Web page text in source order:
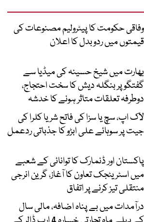
وفاقی حکومت کا پیٹرولیم مصنوعات کی
قیمتوں میں ردوبدل کا اعلان
بھارت میں شیخ حسینہ کی میڈیا سے
گفتگو پر بنگلہ دیش کا سخت احتجاج،
دوطرفہ تعلقات متاثر ہونے کا خدشہ
لاک اپ، سچ یا سزا کی فاتح شریا کلرا کی
جیت پر سوہائے علی ابڑو کا جذباتی ردعمل
پاکستان اور ڈنمارک کا توانائی کے شعبے
میں اسٹریٹجک تعاون کا آغاز، گرین انرجی
منتقلی تیز کرنے پر اتفاق
درآمدات میں بے پناہ اضافہ، مالی سال